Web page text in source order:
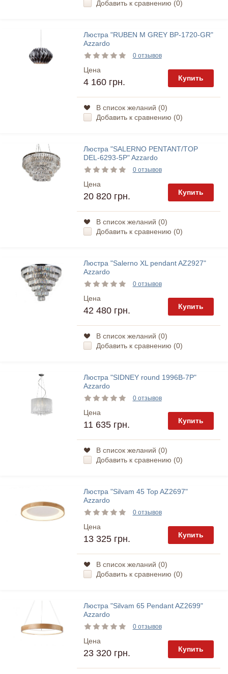
Добавить к сравнению (0)
Люстра "RUBEN M GREY BP-1720-GR"
Azzardo
0 отзывов
Цена
4 160 грн. Купить
В список желаний (0)
Добавить к сравнению (0)
Люстра "SALERNO PENTANT/TOP
DEL-6293-5P" Azzardo
0 отзывов
Цена
20 820 грн. Купить
В список желаний (0)
Добавить к сравнению (0)
Люстра "Salerno XL pendant AZ2927"
Azzardo
0 отзывов
Цена
42 480 грн. Купить
В список желаний (0)
Добавить к сравнению (0)
Люстра "SIDNEY round 1996B-7P"
Azzardo
0 отзывов
Цена
11 635 грн. Купить
В список желаний (0)
Добавить к сравнению (0)
Люстра "Silvam 45 Top AZ2697"
Azzardo
0 отзывов
Цена
13 325 грн. Купить
В список желаний (0)
Добавить к сравнению (0)
Люстра "Silvam 65 Pendant AZ2699"
Azzardo
0 отзывов
Цена
23 320 грн. Купить